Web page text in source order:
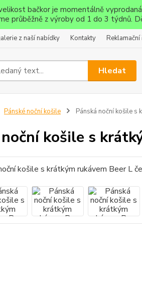
bačkor je momentálně
průběžně z výroby od 1 do 3 týdnů.
z naší nabídky Kontakty Reklamační
Hledat
Pánské noční košile Pánská noční košile s
košile s